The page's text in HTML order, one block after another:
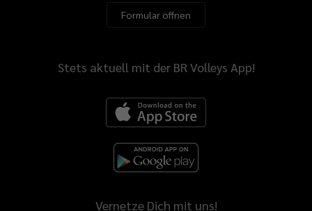
Formular öffnen
Stets aktuell mit der BR Volleys App!
Vernetze Dich mit uns!